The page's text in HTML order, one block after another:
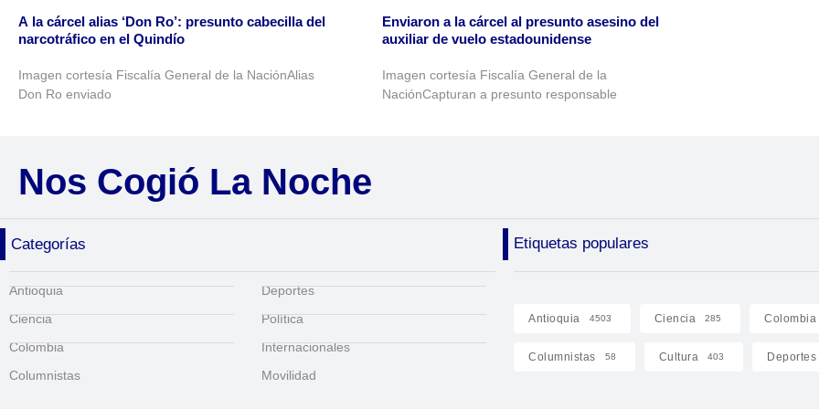
A la cárcel alias ‘Don Ro’: presunto cabecilla del
narcotráfico en el Quindío
Imagen cortesía Fiscalía General de la NaciónAlias
Don Ro enviado
Enviaron a la cárcel al presunto asesino del
auxiliar de vuelo estadounidense
Imagen cortesía Fiscalía General de la
NaciónCapturan a presunto responsable
Nos Cogió La Noche
Categorías Etiquetas populares
Antioquia
Ciencia
Colombia
Columnistas
Deportes
Política
Internacionales
Movilidad
Antioquia 4503 Ciencia 285 Colombia
Columnistas 58 Cultura 403 Deportes